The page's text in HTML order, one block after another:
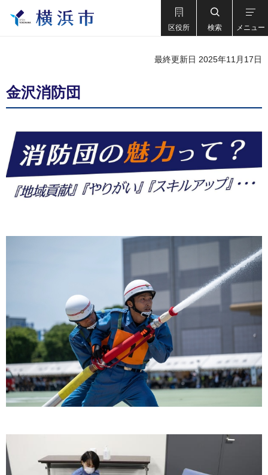
区役所 検索 メニュー
最終更新日 2025年11月17日
金沢消防団